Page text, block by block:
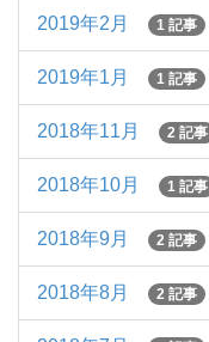
2019年2月 1 記事
2019年1月 1 記事
2018年11月 2 記事
2018年10月 1 記事
2018年9月 2 記事
2018年8月 2 記事